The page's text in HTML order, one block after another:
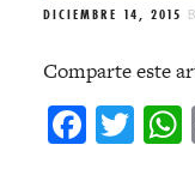
DICIEMBRE 14, 2015
Comparte este